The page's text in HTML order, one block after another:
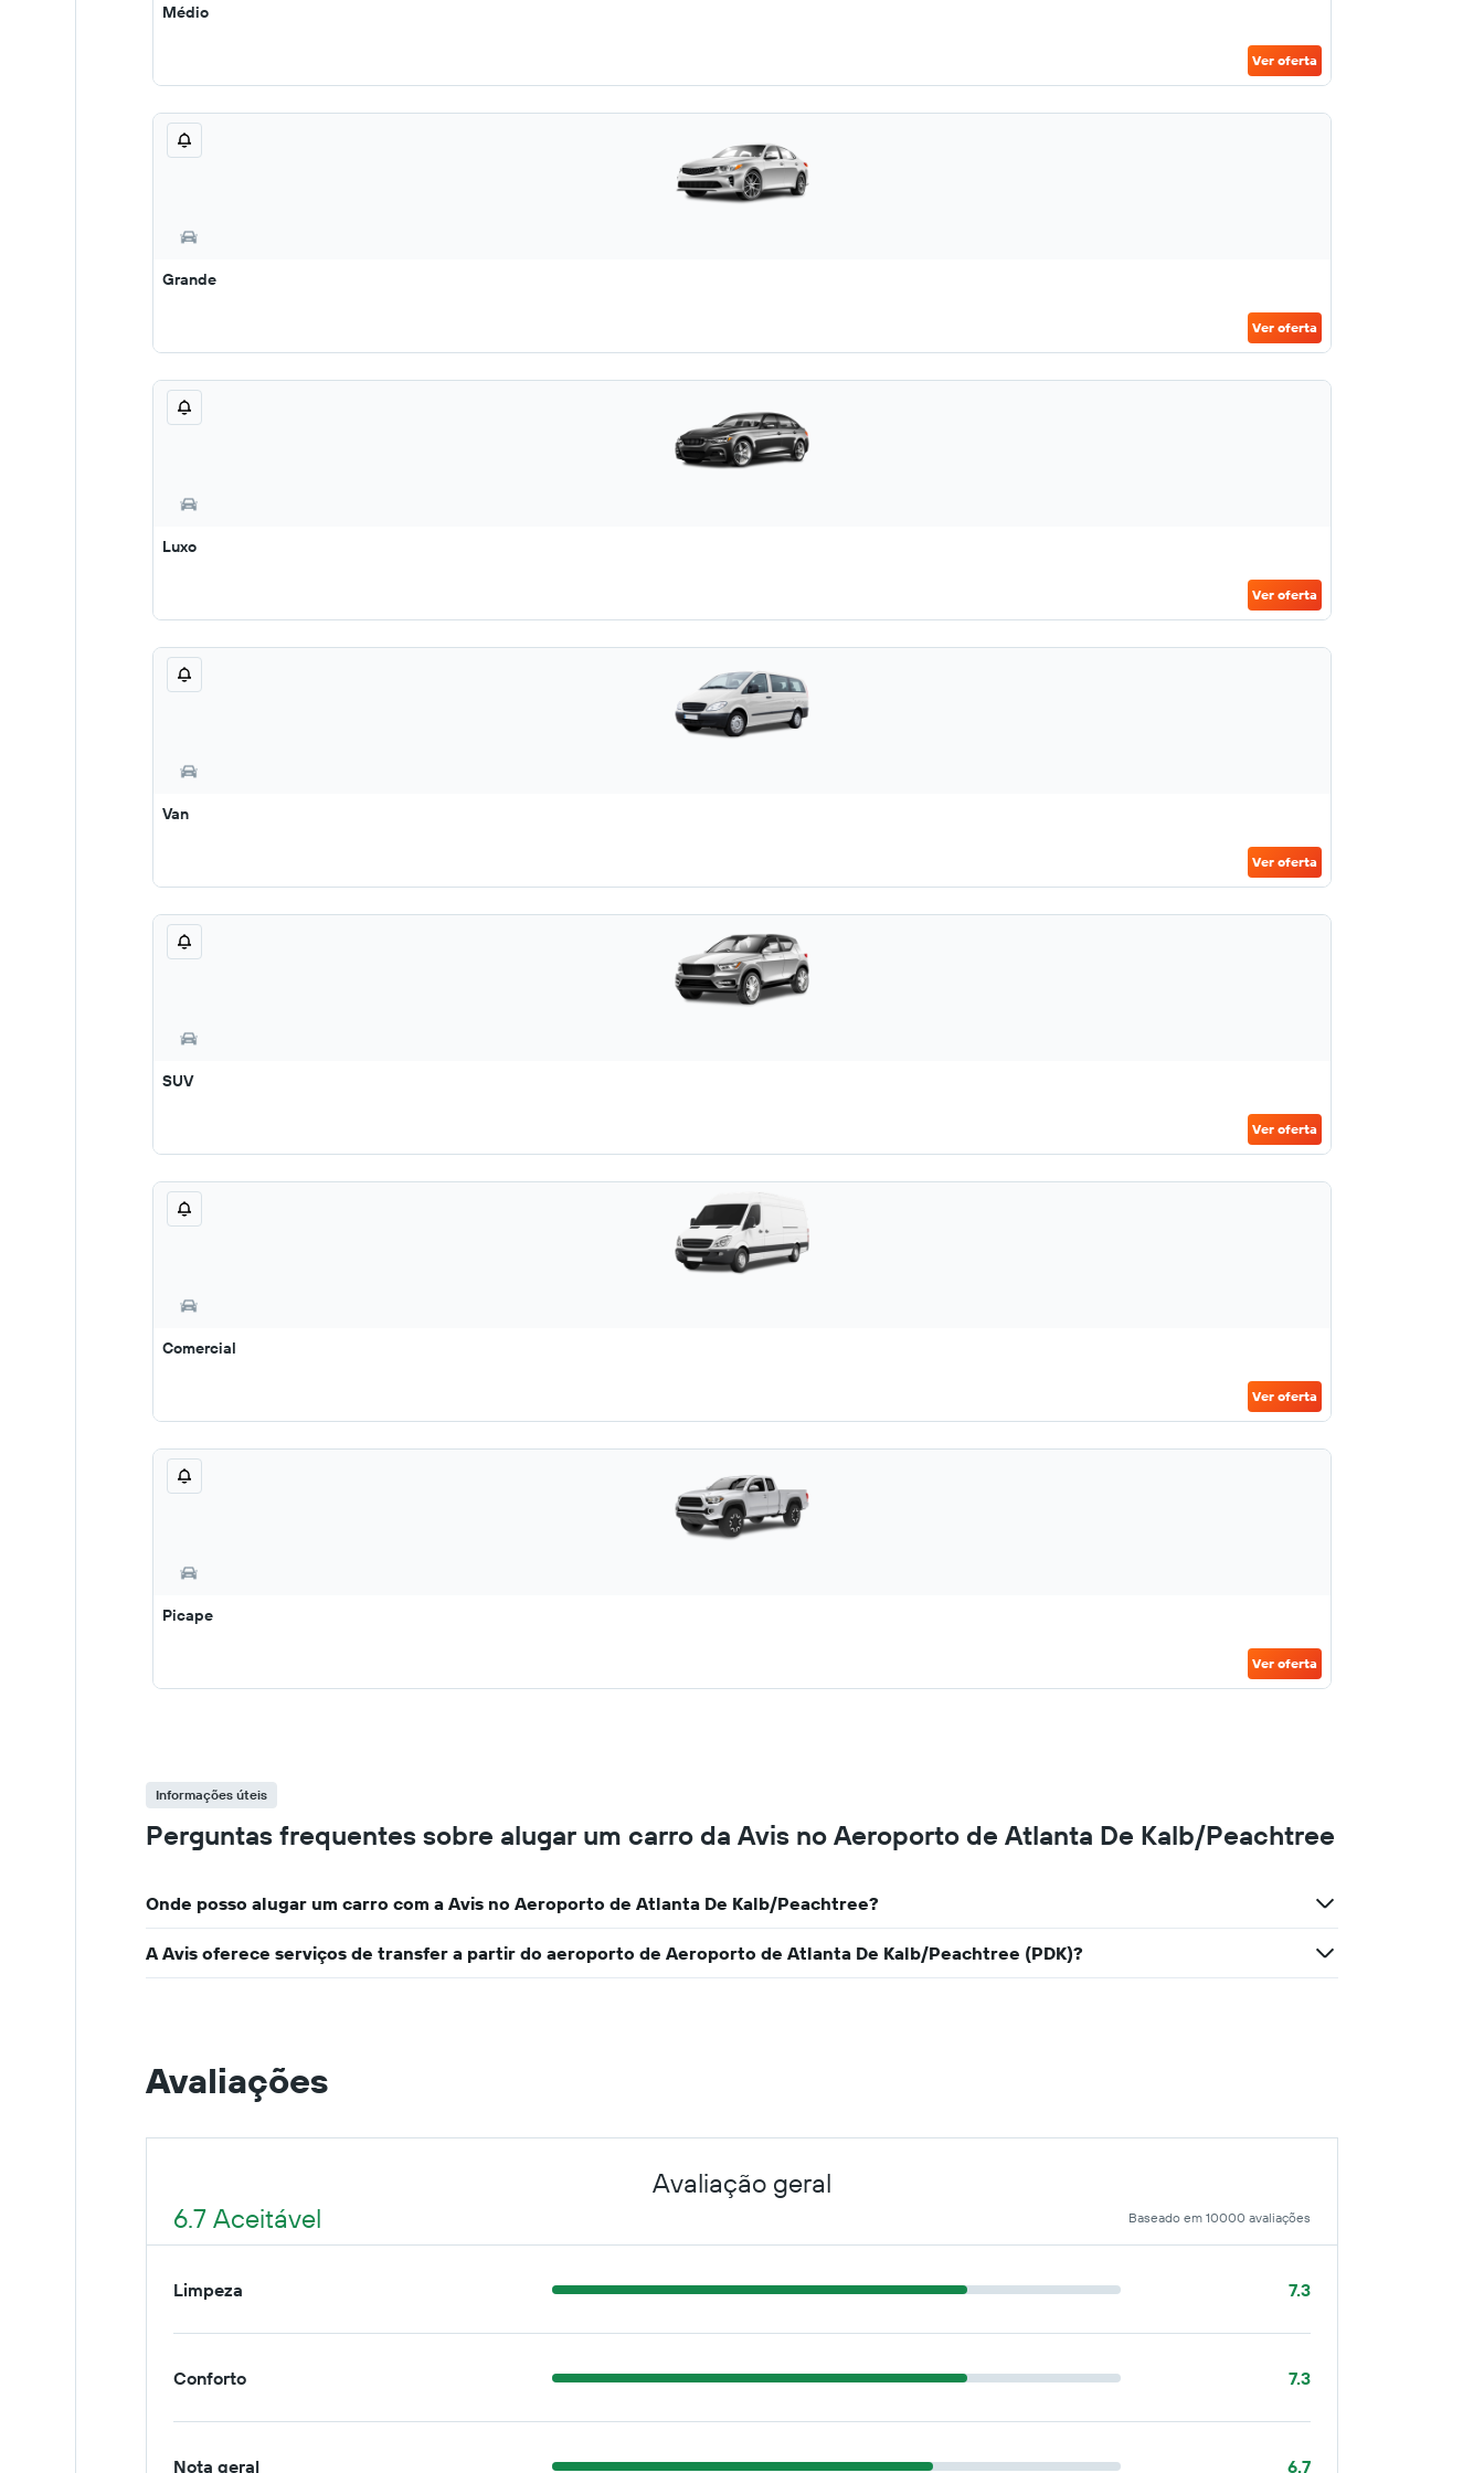
Médio
Ver oferta
Grande
Ver oferta
Luxo
Ver oferta
Van
Ver oferta
SUV
Ver oferta
Comercial
Ver oferta
Picape
Ver oferta
Informações úteis
Perguntas frequentes sobre alugar um carro da Avis no Aeroporto de Atlanta De Kalb/Peachtree
Onde posso alugar um carro com a Avis no Aeroporto de Atlanta De Kalb/Peachtree?
A Avis oferece serviços de transfer a partir do aeroporto de Aeroporto de Atlanta De Kalb/Peachtree (PDK)?
Avaliações
Avaliação geral
6.7 Aceitável
Baseado em 10000 avaliações
Limpeza 7.3
Conforto 7.3
Nota geral 6.7